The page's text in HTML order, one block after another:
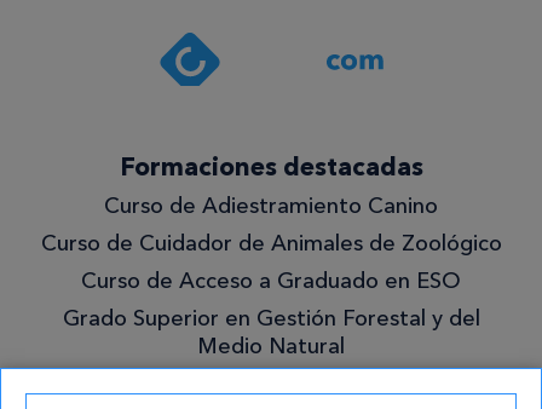
política de
privacidad .*
¡Quiero
mejor!
Formaciones destacadas
Curso de Adiestramiento Canino
Curso de Cuidador de Animales de Zoológico
Curso de Acceso a Graduado en ESO
Grado Superior en Gestión Forestal y del
Medio Natural